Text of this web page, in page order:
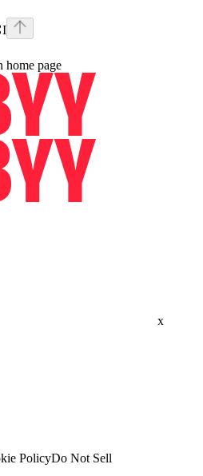
I
home page
x
PolicyDo Not Sell